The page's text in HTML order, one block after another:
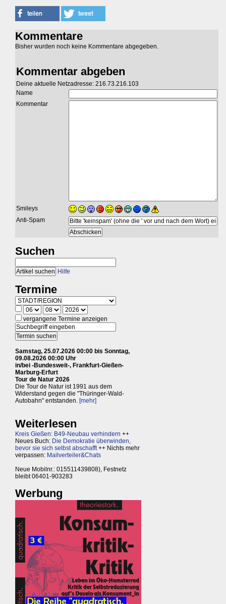
Kommentare
Bisher wurden noch keine Kommentare abgegeben.
Kommentar abgeben
Deine aktuelle Netzadresse: 216.73.216.103
Name
Kommentar
Smileys
Anti-Spam
Suchen
Hilfe
Termine
vergangene Termine anzeigen
Samstag, 25.07.2026 00:00 bis Sonntag,
09.08.2026 00:00 Uhr
in/bei -Bundesweit-, Frankfurt-Gießen-
Marburg-Erfurt
Tour de Natur 2026
Die Tour de Natur ist 1991 aus dem
Widerstand gegen die "Thüringer-Wald-
Autobahn" entstanden. [mehr]
Weiterlesen
Kreis Gießen: B49-Neubau verhindern ++
Neues Buch: Die Demokratie überwinden,
bevor sie sich selbst abschafft++ Nichts mehr
verpassen: Mailverteiler&Chats
Neue Mobilnr.: 015511439808), Festnetz
bleibt 06401-903283
Werbung